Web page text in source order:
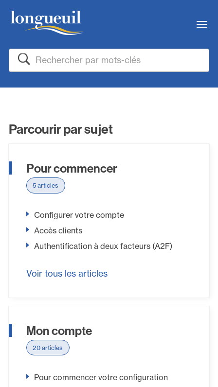
Rechercher
Parcourir par sujet
Pour commencer
5 articles
Configurer votre compte
Accès clients
Authentification à deux facteurs (A2F)
Voir tous les articles
Mon compte
20 articles
Pour commencer votre configuration